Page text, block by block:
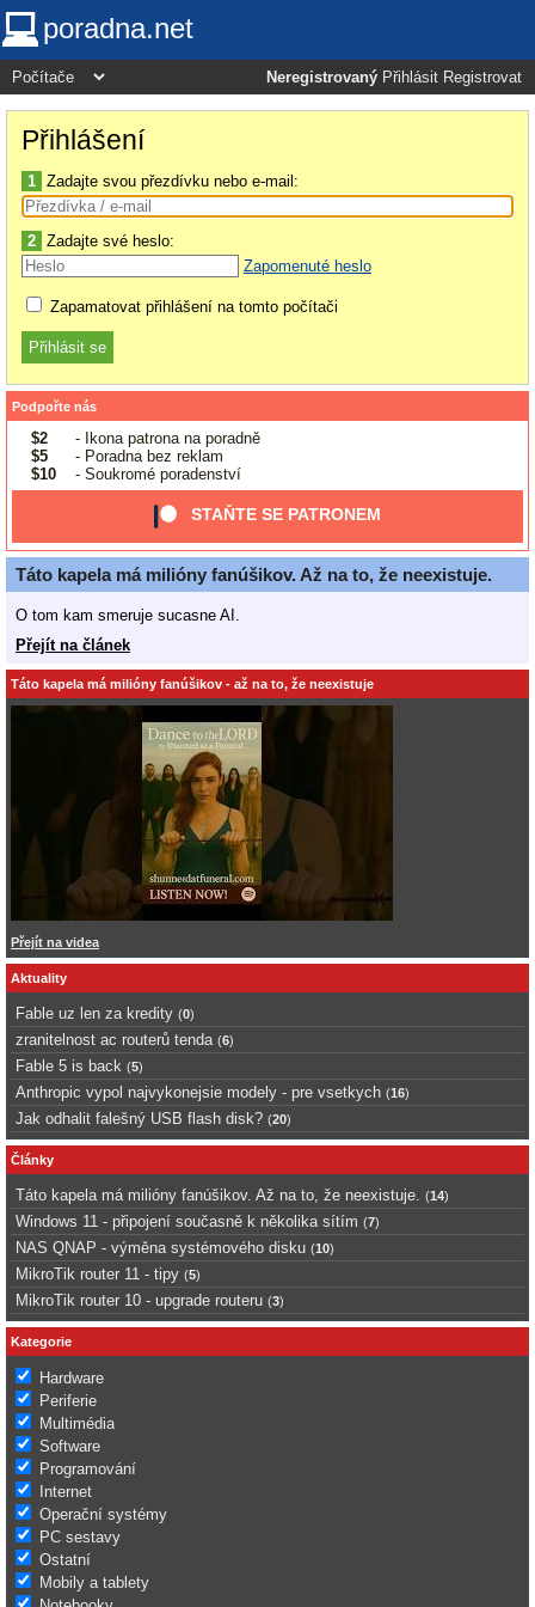
poradna.net
Neregistrovaný Přihlásit Registrovat
Přihlášení
1 Zadajte svou přezdívku nebo e-mail:
2 Zadajte své heslo:
Zapomenuté heslo
Zapamatovat přihlášení na tomto počítači
Podpořte nás
$2
- Ikona patrona na poradně
$5
- Poradna bez reklam
$10
- Soukromé poradenství
STAŇTE SE PATRONEM
Táto kapela má milióny fanúšikov. Až na to, že neexistuje.
O tom kam smeruje sucasne AI.
Přejít na článek
Táto kapela má milióny fanúšikov - až na to, že neexistuje
Přejít na videa
Aktuality
Fable uz len za kredity (0)
zranitelnost ac routerů tenda (6)
Fable 5 is back (5)
Anthropic vypol najvykonejsie modely - pre vsetkych (16)
Jak odhalit falešný USB flash disk? (20)
Články
Táto kapela má milióny fanúšikov. Až na to, že neexistuje. (14)
Windows 11 - připojení současně k několika sítím (7)
NAS QNAP - výměna systémového disku (10)
MikroTik router 11 - tipy (5)
MikroTik router 10 - upgrade routeru (3)
Kategorie
Hardware
Periferie
Multimédia
Software
Programování
Internet
Operační systémy
PC sestavy
Ostatní
Mobily a tablety